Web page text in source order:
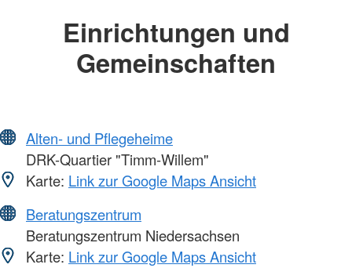
Einrichtungen und
Gemeinschaften
Alten- und Pflegeheime
DRK-Quartier "Timm-Willem"
Karte: Link zur Google Maps Ansicht
Beratungszentrum
Beratungszentrum Niedersachsen
Karte: Link zur Google Maps Ansicht